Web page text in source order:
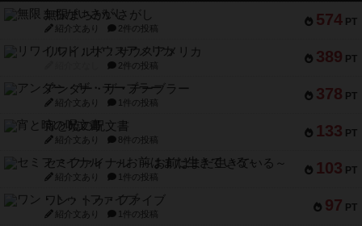
574 PT
無限まちがいさがし
紹介文あり 2件の投稿
389 PT
リワイルド：サウスアメリカ
2件の投稿
378 PT
アンダー・ザ・テーブラー
紹介文あり 1件の投稿
133 PT
宵と暁の呪文書
紹介文あり 8件の投稿
103 PT
セミファイナル ～お前はまだ生きている～
紹介文あり 1件の投稿
97 PT
ワン・トゥ・ファイブ
紹介文あり 1件の投稿